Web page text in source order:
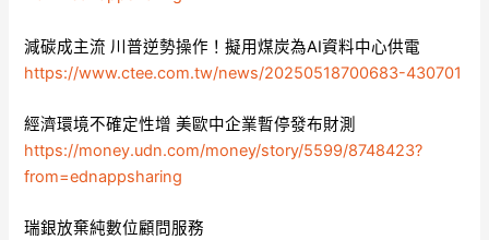
減碳成主流 川普逆勢操作！擬用煤炭為AI資料中心供電
https://www.ctee.com.tw/news/20250518700683-430701
經濟環境不確定性增 美歐中企業暫停發布財測
https://money.udn.com/money/story/5599/8748423?
from=ednappsharing
瑞銀放棄純數位顧問服務